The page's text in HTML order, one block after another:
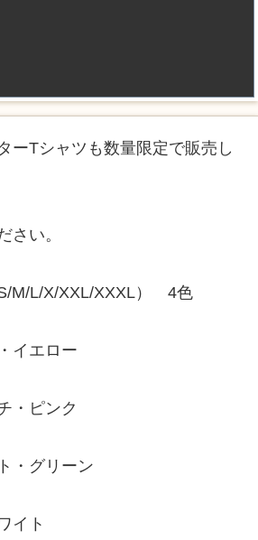
ーTシャツも数量限定で販売し
さい。
M/L/X/XXL/XXXL） 4色
イエロー
・ピンク
・グリーン
イト